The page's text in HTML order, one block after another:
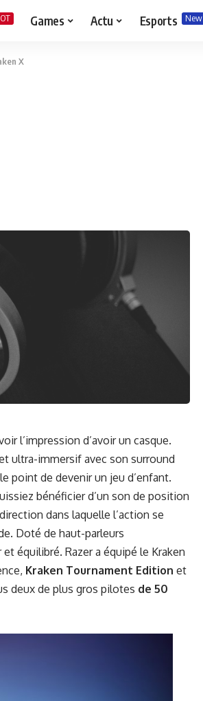
Games Actu Esports New
X
l’impression d’avoir un casque.
ultra-immersif avec son surround
point de devenir un jeu d’enfant.
bénéficier d’un son de position
dans laquelle l’action se
Doté de haut-parleurs
équilibré. Razer a équipé le Kraken
Kraken Tournament Edition et
deux de plus gros pilotes de 50